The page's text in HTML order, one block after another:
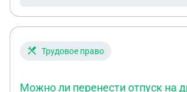
в отпусках по болезни. Вместе с
отпуск за 2024 год. Правомерны ли
Трудовое право
Можно ли перенести отпуск на